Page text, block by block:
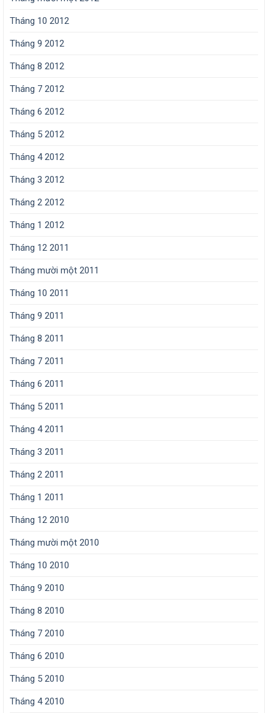
Tháng 10 2012
Tháng 9 2012
Tháng 8 2012
Tháng 7 2012
Tháng 6 2012
Tháng 5 2012
Tháng 4 2012
Tháng 3 2012
Tháng 2 2012
Tháng 1 2012
Tháng 12 2011
Tháng mười một 2011
Tháng 10 2011
Tháng 9 2011
Tháng 8 2011
Tháng 7 2011
Tháng 6 2011
Tháng 5 2011
Tháng 4 2011
Tháng 3 2011
Tháng 2 2011
Tháng 1 2011
Tháng 12 2010
Tháng mười một 2010
Tháng 10 2010
Tháng 9 2010
Tháng 8 2010
Tháng 7 2010
Tháng 6 2010
Tháng 5 2010
Tháng 4 2010